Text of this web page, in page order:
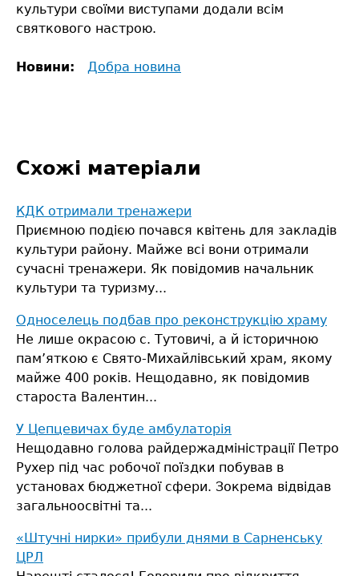
культури своїми виступами додали всім
святкового настрою.
Новини: Добра новина
Схожі матеріали
КДК отримали тренажери
Приємною подією почався квітень для закладів
культури району. Майже всі вони отримали
сучасні тренажери. Як повідомив начальник
культури та туризму...
Односелець подбав про реконструкцію храму
Не лише окрасою с. Тутовичі, а й історичною
пам’яткою є Свято-Михайлівський храм, якому
майже 400 років. Нещодавно, як повідомив
староста Валентин...
У Цепцевичах буде амбулаторія
Нещодавно голова райдержадміністрації Петро
Рухер під час робочої поїздки побував в
установах бюджетної сфери. Зокрема відвідав
загальноосвітні та...
«Штучні нирки» прибули днями в Сарненську
ЦРЛ